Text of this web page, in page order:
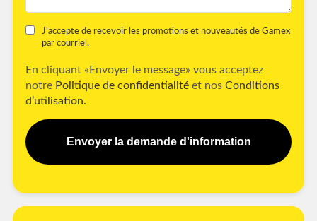
J'accepte de recevoir les promotions et nouveautés de Gamex
par courriel.
En cliquant «Envoyer le message» vous acceptez
notre Politique de confidentialité et nos Conditions
d’utilisation.
Envoyer la demande d'information